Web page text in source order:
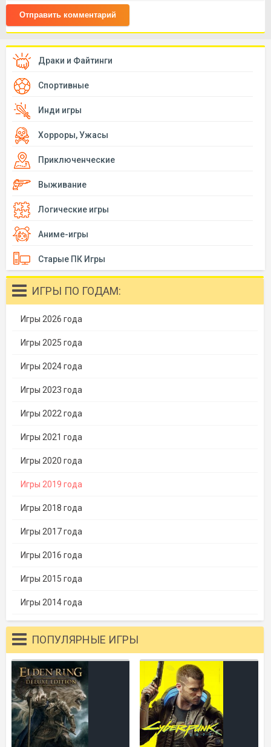
Отправить комментарий
Драки и Файтинги
Спортивные
Инди игры
Хорроры, Ужасы
Приключенческие
Выживание
Логические игры
Аниме-игры
Старые ПК Игры
ИГРЫ ПО ГОДАМ:
Игры 2026 года
Игры 2025 года
Игры 2024 года
Игры 2023 года
Игры 2022 года
Игры 2021 года
Игры 2020 года
Игры 2019 года
Игры 2018 года
Игры 2017 года
Игры 2016 года
Игры 2015 года
Игры 2014 года
ПОПУЛЯРНЫЕ ИГРЫ